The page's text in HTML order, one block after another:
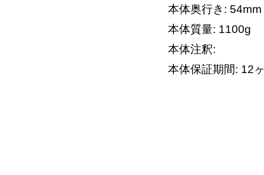
本体奥行き: 54mm
本体質量: 1100g
本体注釈:
本体保証期間: 12